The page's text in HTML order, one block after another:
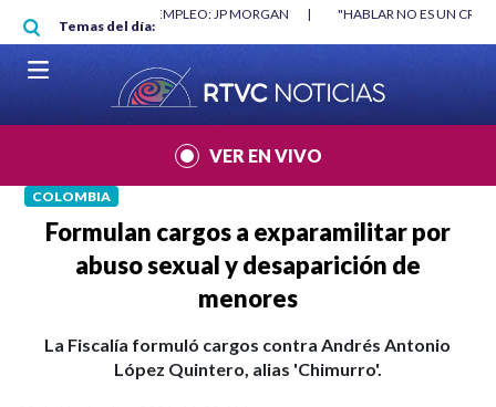
Pasar al contenido principal
Temas del día:
MÍNIMO NO DESTRUYÓ EMPLEO: JP MORGAN |
"HABLAR NO ES UN
MUNDIAL 2026
|
VER EN VIVO
COLOMBIA
Formulan cargos a exparamilitar por
abuso sexual y desaparición de
menores
La Fiscalía formuló cargos contra Andrés Antonio
López Quintero, alias 'Chimurro'.